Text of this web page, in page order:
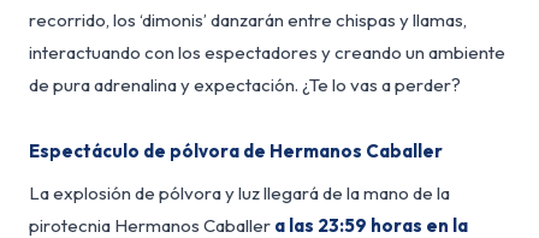
recorrido, los ‘dimonis’ danzarán entre chispas y llamas,
interactuando con los espectadores y creando un ambiente
de pura adrenalina y expectación. ¿Te lo vas a perder?
Espectáculo de pólvora de Hermanos Caballer
La explosión de pólvora y luz llegará de la mano de la
pirotecnia Hermanos Caballer a las 23:59 horas en la